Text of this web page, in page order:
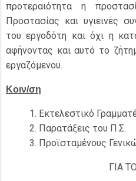
προτεραιότητα η
Προστασίας και υγιεινές
του εργοδότη και όχι η
αφήνοντας και αυτό το
εργαζόμενου.
Κοιν/ση
Εκτελεστικό
Παρατάξεις του Π.Σ.
Προϊσταμένους
ΓΙΑ